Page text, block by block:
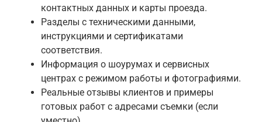
контактных данных и карты проезда.
Разделы с техническими данными,
инструкциями и сертификатами
соответствия.
Информация о шоурумах и сервисных
центрах с режимом работы и фотографиями.
Реальные отзывы клиентов и примеры
готовых работ с адресами съемки (если